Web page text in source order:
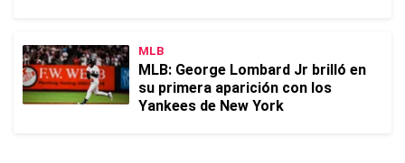
MLB
MLB: George Lombard Jr brilló en
su primera aparición con los
Yankees de New York